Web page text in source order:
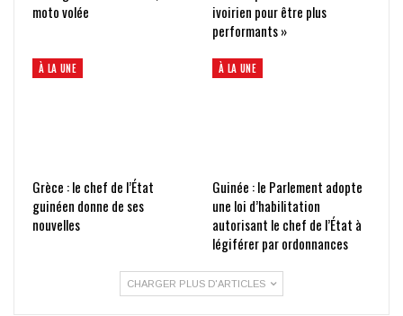
moto volée
ivoirien pour être plus
performants »
À LA UNE
Grèce : le chef de l’État
guinéen donne de ses
nouvelles
À LA UNE
Guinée : le Parlement adopte
une loi d’habilitation
autorisant le chef de l’État à
légiférer par ordonnances
CHARGER PLUS D'ARTICLES